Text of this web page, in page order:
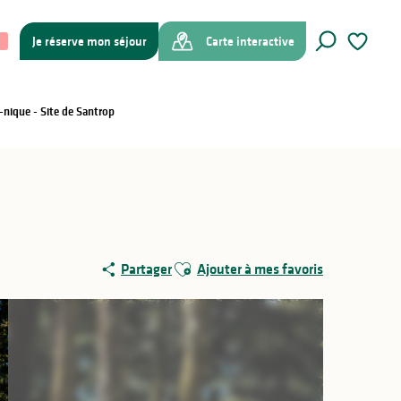
Je réserve mon séjour
Carte interactive
nique - Site de Santrop
PartagerAjouter aux favoris
Ajouter à mes favoris